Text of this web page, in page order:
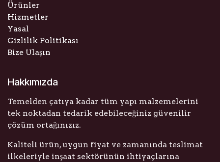
Ürünler
Hizmetler
Yasal
Gizlilik Politikası
Bize Ulaşın
Hakkımızda
Temelden çatıya kadar tüm yapı malzemelerini
tek noktadan tedarik edebileceğiniz güvenilir
çözüm ortağınızız.
Kaliteli ürün, uygun fiyat ve zamanında teslimat
ilkeleriyle inşaat sektörünün ihtiyaçlarına